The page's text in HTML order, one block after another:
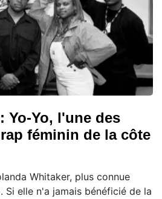
Yo-Yo, l'une des
féminin de la côte
Whitaker, plus connue
Si elle n'a jamais bénéficié de la